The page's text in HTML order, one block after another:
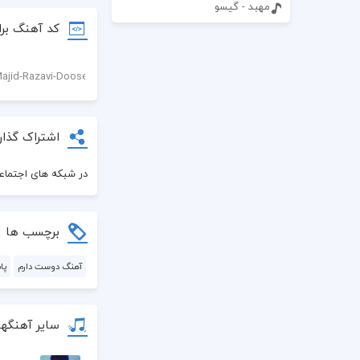
مهبد - گیسو
کد آهنگ
اشتراک
در شبکه های
برچسب ها
آهنگ دوست دارم
سایر